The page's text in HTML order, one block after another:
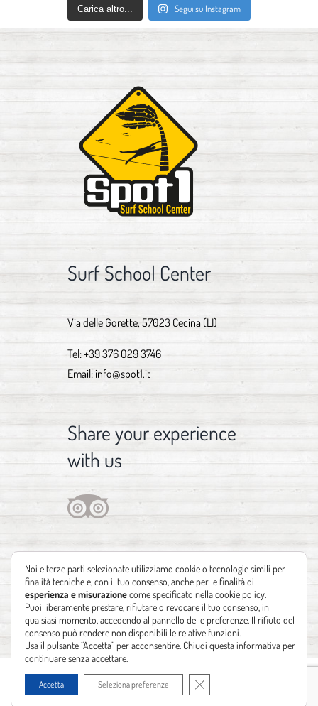
Carica altro... Segui su Instagram
Surf School Center
Via delle Gorette, 57023 Cecina (LI)
Tel:+39 376 029 3746
Email: info@spot1.it
Share your experience
with us
Copyright 2012 - 2021 | Design by Identità Creative| Powered by
siti web Leonardo Barni
Noi e terze parti selezionate utilizziamo cookie o tecnologie simili per
finalità tecniche e, con il tuo consenso, anche per le finalità di
esperienza e misurazionecome specificato nellacookie policy
Puoi liberamente prestare, rifiutare o revocare il tuo consenso, in
qualsiasi momento, accedendo al pannello delle preferenze. Il rifiuto del
consenso può rendere non disponibili le relative funzioni.
Usa il pulsante “Accetta” per acconsentire. Chiudi questa informativa per
continuare senza accettare.
Accetta Seleziona preferenze Close GDPR Cookie Banner